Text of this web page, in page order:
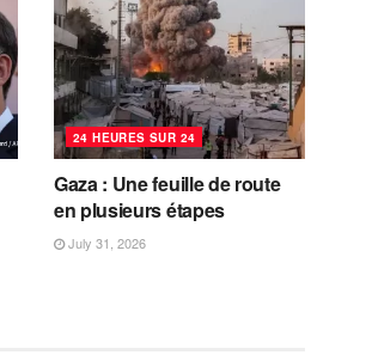
24 HEURES SUR 24
Gaza : Une feuille de route
en plusieurs étapes
July 31, 2026